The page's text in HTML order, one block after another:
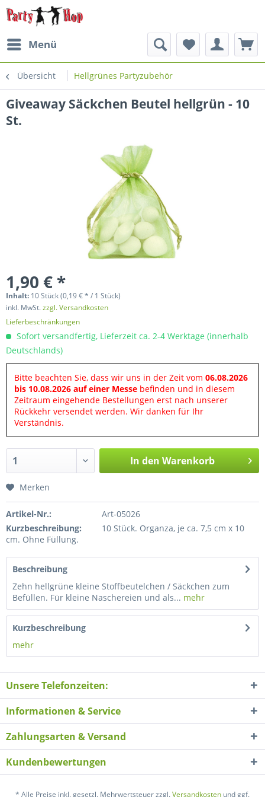
Menü
Übersicht Hellgrünes Partyzubehör
Giveaway Säckchen Beutel hellgrün - 10
St.
1,90 € *
Inhalt: 10 Stück (0,19 € * / 1 Stück)
inkl. MwSt.zzgl. Versandkosten
Lieferbeschränkungen
Sofort versandfertig, Lieferzeit ca. 2-4 Werktage (innerhalb
Deutschlands)
Bitte beachten Sie, dass wir uns in der Zeit vom 06.08.2026
bis 10.08.2026 auf einer Messe befinden und in diesem
Zeitraum eingehende Bestellungen erst nach unserer
Rückkehr versendet werden. Wir danken für Ihr
Verständnis.
In den Warenkorb
Merken
Artikel-Nr.:
Art-05026
Kurzbeschreibung:
10 Stück. Organza, je ca. 7,5 cm x 10
cm. Ohne Füllung.
Beschreibung
Zehn hellgrüne kleine Stoffbeutelchen / Säckchen zum
Befüllen. Für kleine Naschereien und als... mehr
Kurzbeschreibung
mehr
Unsere Telefonzeiten:
Informationen & Service
Zahlungsarten & Versand
Kundenbewertungen
* Alle Preise inkl. gesetzl. Mehrwertsteuer zzgl.Versandkosten und ggf.